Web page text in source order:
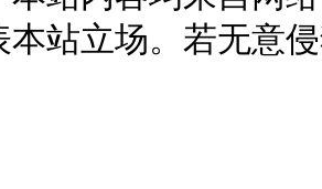
本站立场。若无意